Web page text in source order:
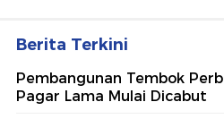
Berita Terkini
Pembangunan Tembok
Pagar Lama Mulai Dicabut